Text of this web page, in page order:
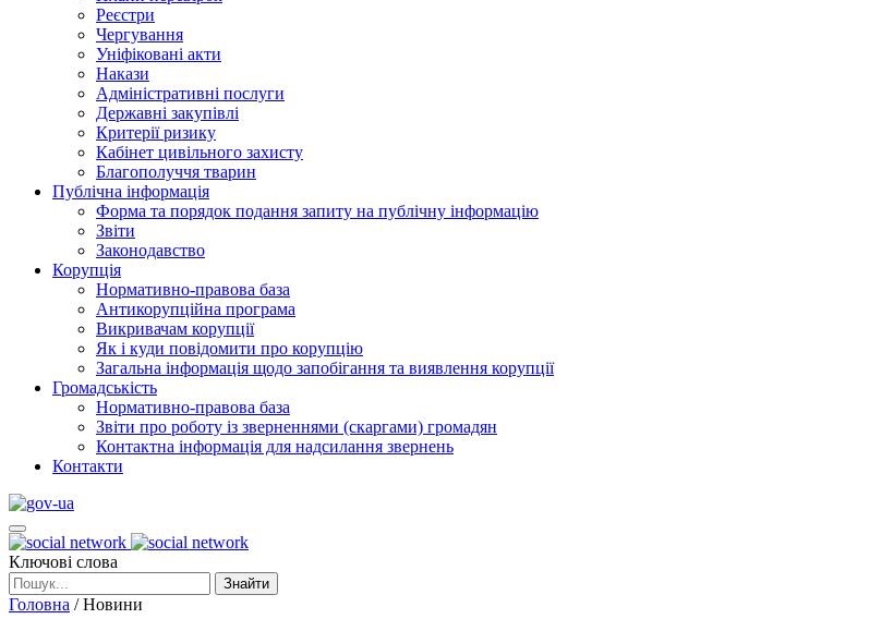
Реєстри
Чергування
Уніфіковані акти
Накази
Адміністративні послуги
Державні закупівлі
Критерії ризику
Кабінет цивільного захисту
Благополуччя тварин
Публічна інформація
Форма та порядок подання запиту на публічну інформацію
Звіти
Законодавство
Корупція
Нормативно-правова база
Антикорупційна програма
Викривачам корупції
Як і куди повідомити про корупцію
Загальна інформація щодо запобігання та виявлення корупції
Громадськість
Нормативно-правова база
Звіти про роботу із зверненнями (скаргами) громадян
Контактна інформація для надсилання звернень
Контакти
Ключові слова
Знайти
Головна /Новини